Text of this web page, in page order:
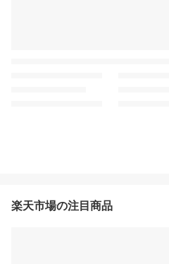
楽天市場の注目商品